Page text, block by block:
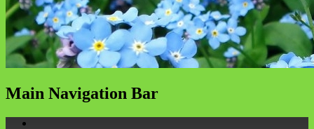
Main Navigation Bar